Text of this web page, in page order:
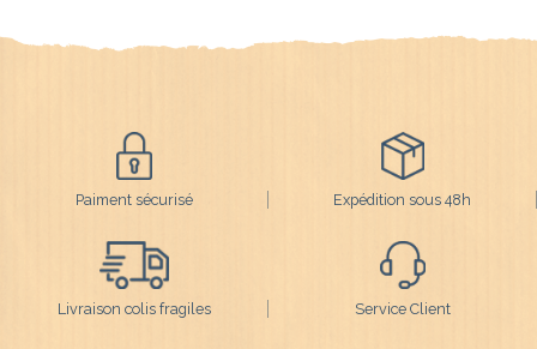
Paiment sécurisé Expédition sous 48h
Livraison colis fragiles Service Client